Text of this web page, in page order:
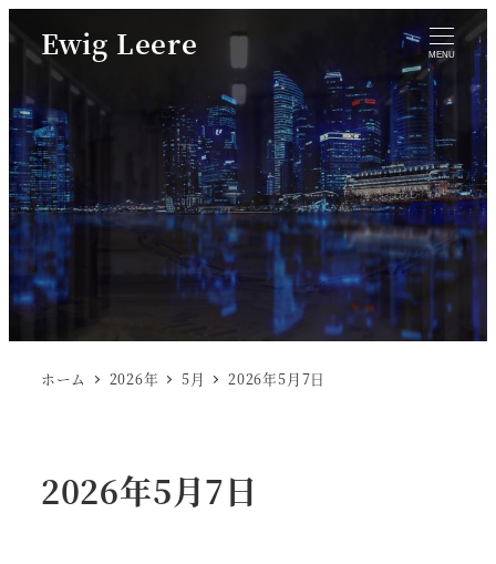
Ewig Leere MENU
ホーム 2026年 5月 2026年5月7日
2026年5月7日